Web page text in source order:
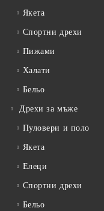
Якета
Спортни дрехи
Пижами
Халати
Бельо
Дрехи за мъже
Пуловери и поло
Якета
Елеци
Спортни дрехи
Бельо